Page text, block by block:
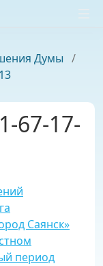
Думы /
67-17-
Саянск»
период